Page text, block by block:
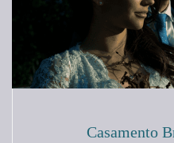
Casamento